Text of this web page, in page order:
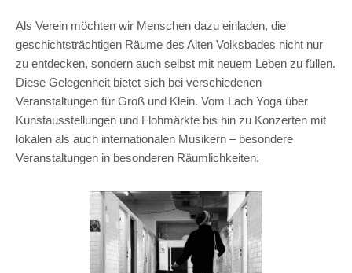
Als Verein möchten wir Menschen dazu einladen, die
geschichtsträchtigen Räume des Alten Volksbades nicht nur
zu entdecken, sondern auch selbst mit neuem Leben zu füllen.
Diese Gelegenheit bietet sich bei verschiedenen
Veranstaltungen für Groß und Klein. Vom Lach Yoga über
Kunstausstellungen und Flohmärkte bis hin zu Konzerten mit
lokalen als auch internationalen Musikern – besondere
Veranstaltungen in besonderen Räumlichkeiten.